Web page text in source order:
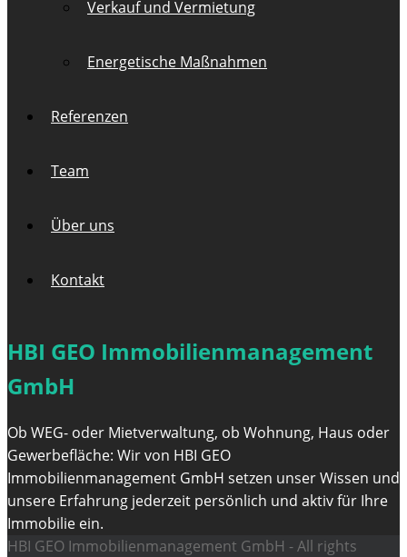
Verkauf und Vermietung
Energetische Maßnahmen
Referenzen
Team
Über uns
Kontakt
HBI GEO Immobilienmanagement
GmbH
Ob WEG- oder Mietverwaltung, ob Wohnung, Haus oder
Gewerbefläche: Wir von HBI GEO
Immobilienmanagement GmbH setzen unser Wissen und
unsere Erfahrung jederzeit persönlich und aktiv für Ihre
Immobilie ein.
HBI GEO Immobilienmanagement GmbH - All rights